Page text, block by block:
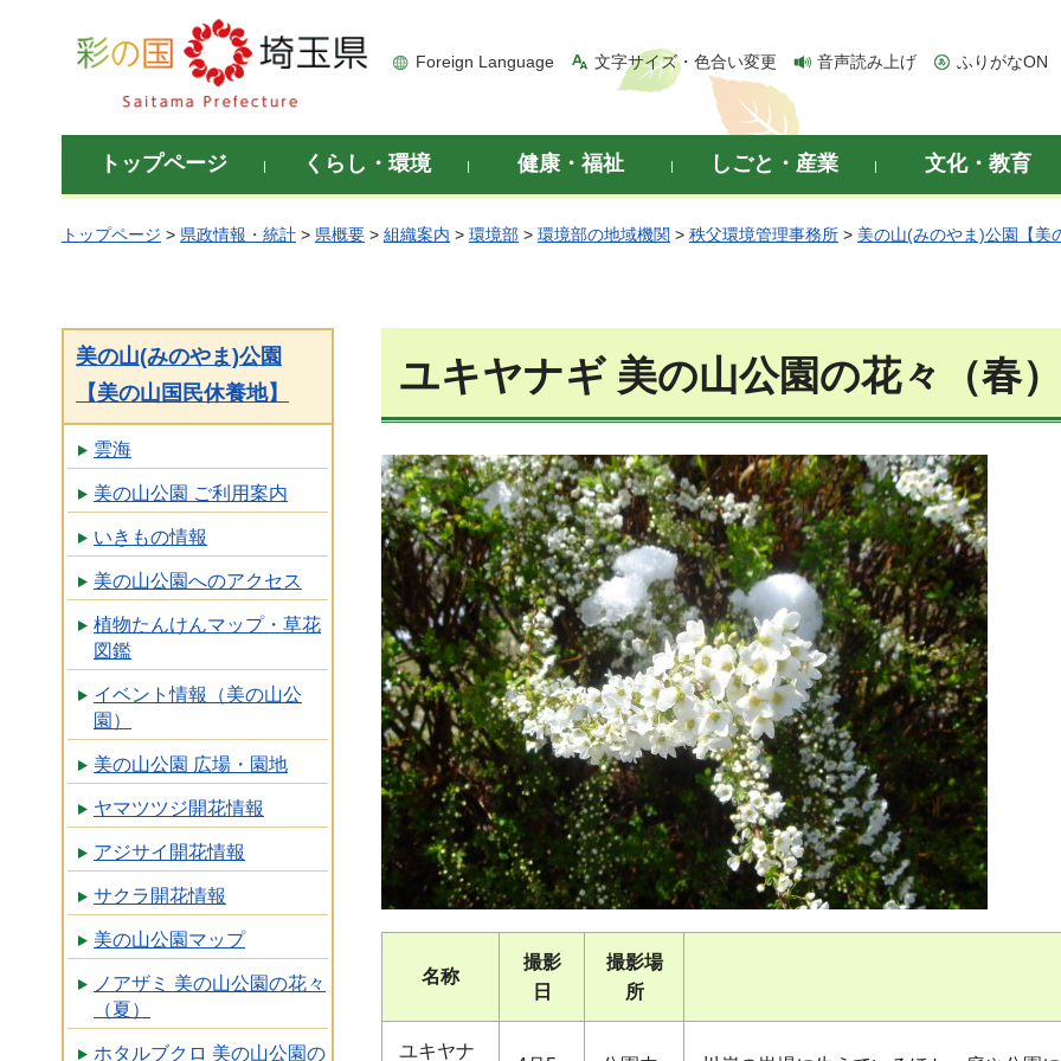
彩の国 埼玉県
Foreign Language 文字サイズ・色合い変更 音声読み上げ ふりがなON
トップページ くらし・環境 健康・福祉 しごと・産業 文化・教育
トップページ > 県政情報・統計 > 県概要 > 組織案内 > 環境部 > 環境部の地域機関 > 秩父環境管理事務所 > 美の山(みのやま)公園【美
美の山(みのやま)公園
【美の山国民休養地】
雲海
美の山公園 ご利用案内
いきもの情報
美の山公園へのアクセス
植物たんけんマップ・草花
図鑑
イベント情報（美の山公
園）
美の山公園 広場・園地
ヤマツツジ開花情報
アジサイ開花情報
サクラ開花情報
美の山公園マップ
ノアザミ 美の山公園の花々
（夏）
ホタルブクロ 美の山公園の
ユキヤナギ 美の山公園の花々（春）
名称
撮影
日
撮影場
所
ユキヤナ